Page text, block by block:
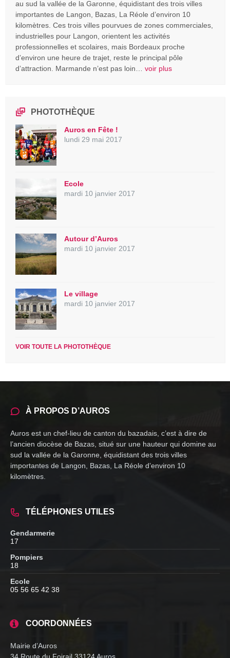
au sud la vallée de la Garonne, équidistant des trois villes
importantes de Langon, Bazas, La Réole d’environ 10
kilomètres. Ces trois villes pourvues de zones commerciales,
industrielles pour Langon, orientent les activités
professionnelles et scolaires, mais Bordeaux proche
d’environ une heure de trajet, reste le principal pôle
d’attraction. Marmande n’est pas loin… voir plus
PHOTOTHÈQUE
Auros en Fête !
lundi 29 mai 2017
Ecole
mardi 10 janvier 2017
Autour d’Auros
mardi 10 janvier 2017
Le village
mardi 10 janvier 2017
VOIR TOUTE LA PHOTOTHÈQUE
À PROPOS D’AUROS
Auros est un chef-lieu de canton du bazadais, c’est à dire de
l’ancien diocèse de Bazas, situé sur une hauteur qui domine au
sud la vallée de la Garonne, équidistant des trois villes
importantes de Langon, Bazas, La Réole d’environ 10
kilomètres.
TÉLÉPHONES UTILES
Gendarmerie
17
Pompiers
18
Ecole
05 56 65 42 38
COORDONNÉES
Mairie d’Auros
34 Route du Foirail 33124 Auros